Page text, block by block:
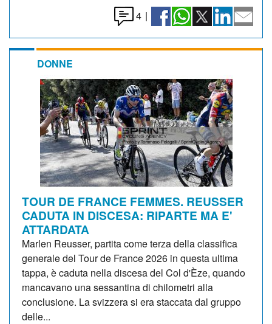
4 |
DONNE
TOUR DE FRANCE FEMMES. REUSSER
CADUTA IN DISCESA: RIPARTE MA E'
ATTARDATA
Marlen Reusser, partita come terza della classifica
generale del Tour de France 2026 in questa ultima
tappa, è caduta nella discesa del Col d'Èze, quando
mancavano una sessantina di chilometri alla
conclusione. La svizzera si era staccata dal gruppo
delle...